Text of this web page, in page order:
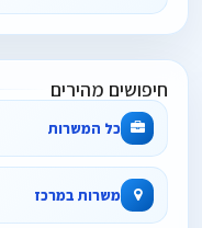
חיפושים מהירים
כל המשרות
משרות במרכז